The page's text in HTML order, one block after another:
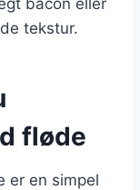
tekstur.
fløde
er en simpel